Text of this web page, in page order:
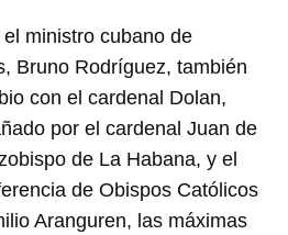
ministro cubano de
Bruno Rodríguez, también
con el cardenal Dolan,
por el cardenal Juan de
de La Habana, y el
de Obispos Católicos
Aranguren, las máximas